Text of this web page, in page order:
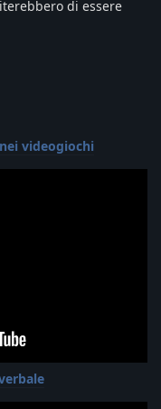
di essere
videogiochi